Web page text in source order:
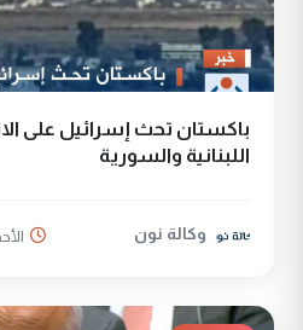
باكستان تحث إسرائيل على
اللبنانية والسورية
وكالة نون الأحد 19 كانون